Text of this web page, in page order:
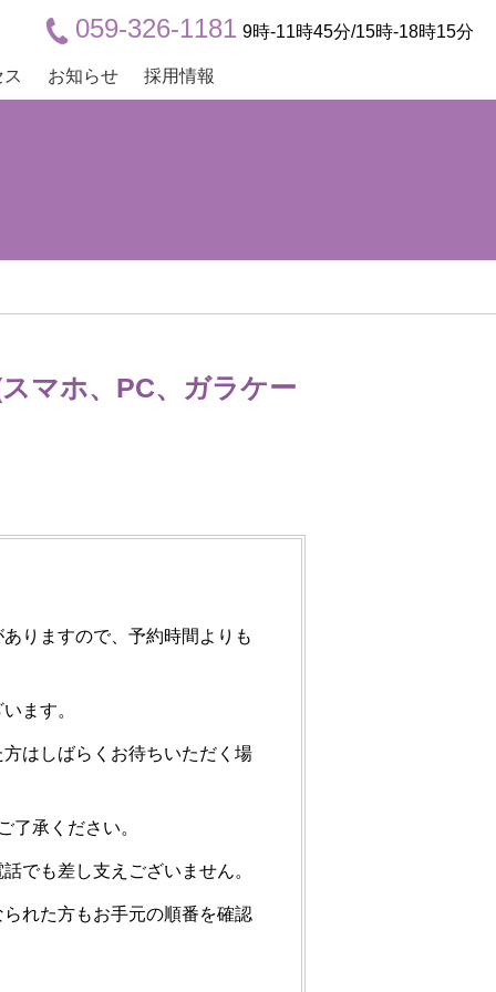
お知らせ 採用情報
059-326-1181 9時-11時45分/15時-18時15分
マホ、PC、ガラケー
りますので、予約時間よりも
ます。
はしばらくお待ちいただく場
了承ください。
でも差し支えございません。
れた方もお手元の順番を確認